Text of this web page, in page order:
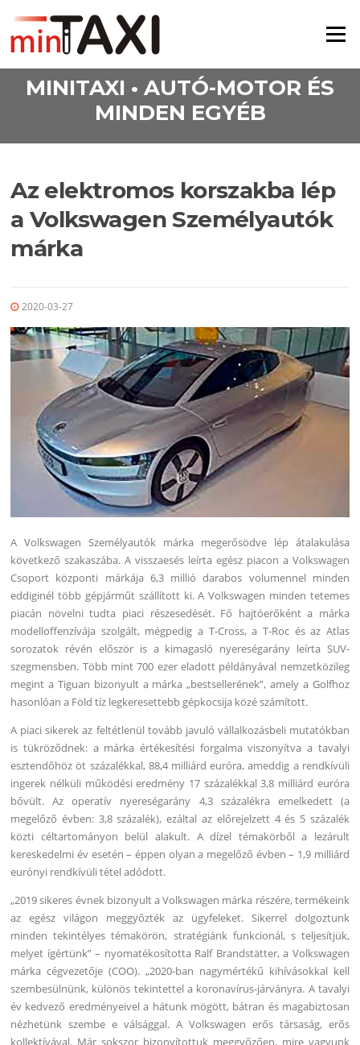
Menü
MINITAXI • AUTÓ-MOTOR ÉS
MINDEN EGYÉB
Az elektromos korszakba lép
a Volkswagen Személyautók
márka
2020-03-27
A Volkswagen Személyautók márka megerősödve lép átalakulása
következő szakaszába. A visszaesés leírta egész piacon a Volkswagen
Csoport központi márkája 6,3 millió darabos volumennel minden
eddiginél több gépjárműt szállított ki. A Volkswagen minden tetemes
piacán növelni tudta piaci részesedését. Fő hajtóerőként a márka
modelloffenzívája szolgált, mégpedig a T-Cross, a T-Roc és az Atlas
sorozatok révén először is a kimagasló nyereségarány leírta SUV-
szegmensben. Több mint 700 ezer eladott példányával nemzetközileg
megint a Tiguan bizonyult a márka „bestsellerének”, amely a Golfhoz
hasonlóan a Föld tíz legkeresettebb gépkocsija közé számított.
A piaci sikerek az feltétlenül tovább javuló vállalkozásbeli mutatókban
is tükröződnek: a márka értékesítési forgalma viszonyítva a tavalyi
esztendőhöz öt százalékkal, 88,4 milliárd euróra, ameddig a rendkívüli
ingerek nélküli működési eredmény 17 százalékkal 3,8 milliárd euróra
bővült. Az operatív nyereségarány 4,3 százalékra emelkedett (a
megelőző évben: 3,8 százalék), ezáltal az előrejelzett 4 és 5 százalék
közti céltartományon belül alakult. A dízel témakörből a lezárult
kereskedelmi év esetén – éppen olyan a megelőző évben – 1,9 milliárd
eurónyi rendkívüli tétel adódott.
„2019 sikeres évnek bizonyult a Volkswagen márka részére, termékeink
az egész világon meggyőzték az ügyfeleket. Sikerrel dolgoztunk
minden tekintélyes témakörön, stratégiánk funkcionál, s teljesítjük,
melyet ígértünk” – nyomatékosította Ralf Brandstätter, a Volkswagen
márka cégvezetője (COO). „2020-ban nagymértékű kihívásokkal kell
szembesülnünk, különös tekintettel a koronavírus-járványra. A tavalyi
év kedvező eredményeivel a hátunk mögött, bátran és magabiztosan
nézhetünk szembe e válsággal. A Volkswagen erős társaság, erős